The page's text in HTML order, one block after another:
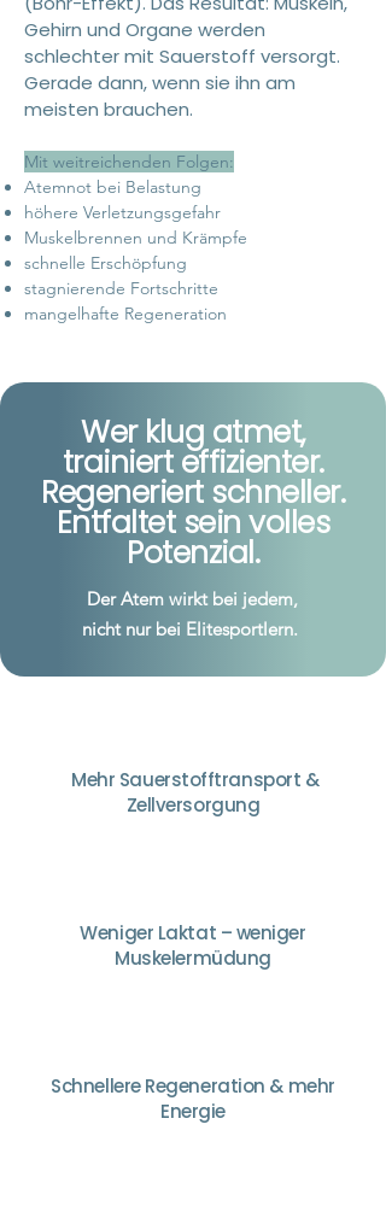
Gehirn und Organe werden
schlechter mit Sauerstoff versorgt.
Gerade dann, wenn sie ihn am
meisten brauchen.
Mit weitreichenden Folgen:
Atemnot bei Belastung
höhere Verletzungsgefahr
Muskelbrennen und Krämpfe
schnelle Erschöpfung
stagnierende Fortschritte
mangelhafte Regeneration
Wer klug atmet,
trainiert effizienter.
Regeneriert schneller.
Entfaltet sein volles
Potenzial.
Der Atem wirkt bei jedem,
nicht nur bei Elitesportlern.
Mehr Sauerstofftransport &
Zellversorgung
Weniger Laktat – weniger
Muskelermüdung
Schnellere Regeneration & mehr
Energie